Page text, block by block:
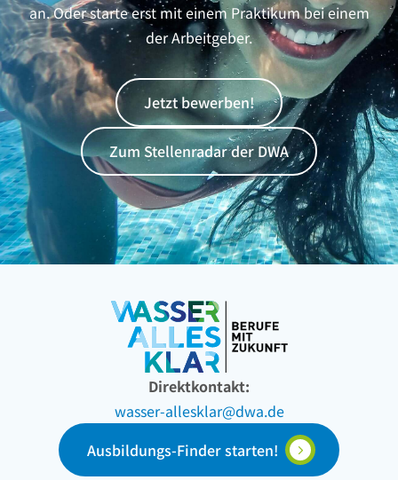
an. Oder starte erst mit einem Praktikum bei einem
der Arbeitgeber.
Jetzt bewerben!
Zum Stellenradar der DWA
Direktkontakt:
wasser-allesklar@dwa.de
Ausbildungs-Finder starten!